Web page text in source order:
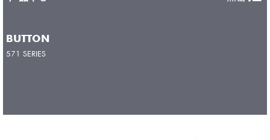
BUTTON
571 SERIES